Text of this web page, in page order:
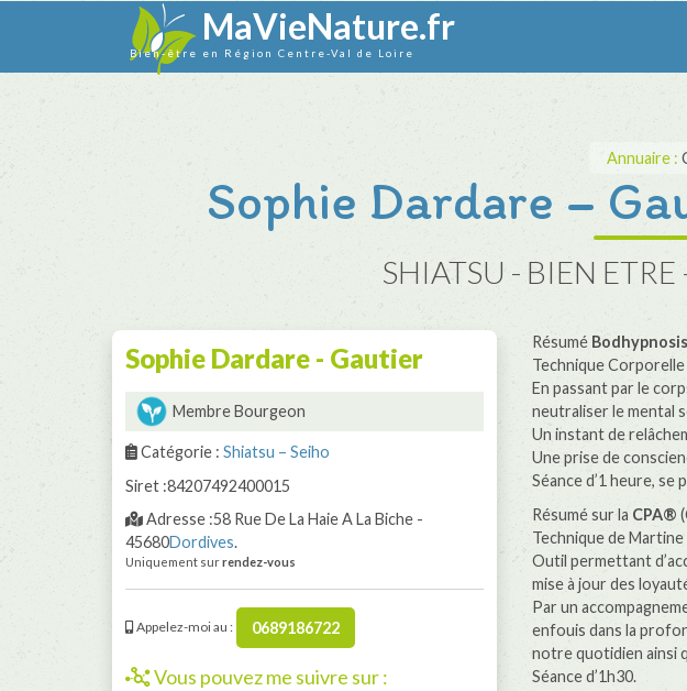
MaVieNature.fr
Bien-être en Région Centre-Val de Loire
Annuaire :
Sophie Dardare –
SHIATSU - BIEN
Sophie Dardare - Gautier
Membre Bourgeon
Catégorie : Shiatsu – Seiho
Siret :84207492400015
Adresse :58 Rue De La Haie A La Biche -
45680Dordives.
Uniquement surrendez-vous
Appelez-moi au : 0689186722
Vous pouvez me suivre sur :
Résumé
Technique Corporelle
En passant par le
neutraliser le mental
Un instant de
Une prise de
Séance d’1 heure, se
Résumé sur la CPA®
Technique de
Outil permettant
mise à jour des
Par un
enfouis dans la
notre quotidien ainsi
Séance d’1h30.